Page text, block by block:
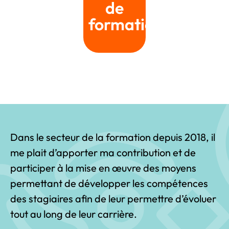
de
formation
Dans le secteur de la formation depuis 2018, il
me plait d’apporter ma contribution et de
participer à la mise en œuvre des moyens
permettant de développer les compétences
des stagiaires afin de leur permettre d’évoluer
tout au long de leur carrière.